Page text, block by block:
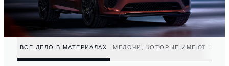
ВСЕ ДЕЛО В МАТЕРИАЛАХ МЕЛОЧИ, КОТОРЫЕ ИМЕЮТ